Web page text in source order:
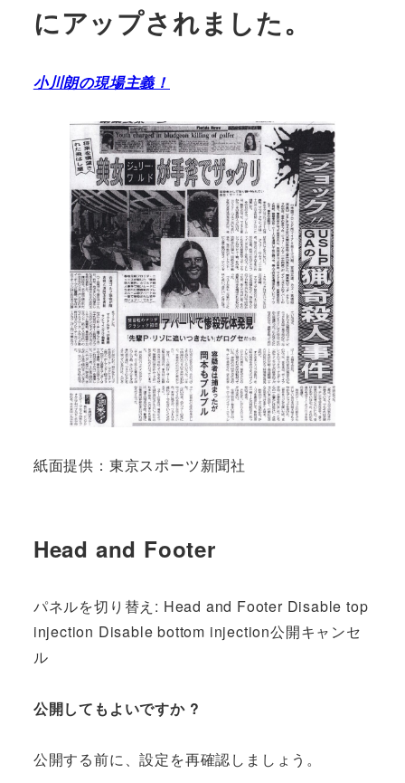
にアップされました。
小川朗の現場主義！
紙面提供：東京スポーツ新聞社
Head and Footer
パネルを切り替え: Head and Footer Disable top
injection Disable bottom injection公開キャンセ
ル
公開してもよいですか ?
公開する前に、設定を再確認しましょう。